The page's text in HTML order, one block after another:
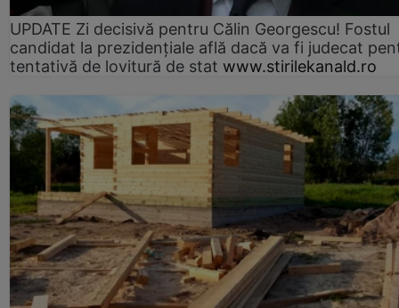
UPDATE Zi decisivă pentru Călin Georgescu! Fostul
candidat la prezidențiale află dacă va fi judecat
tentativă de lovitură de stat www.stirilekanald.ro